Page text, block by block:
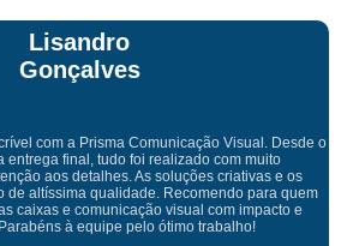
Bruna Eduarda
maravilhosa, entregue antes do prazo e a
ficou perfeita, indico de olhos fechados